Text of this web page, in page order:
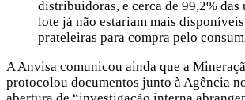
distribuidoras, e cerca de 99,2% das
lote já não estariam mais disponíveis
prateleiras para compra pelo
A Anvisa comunicou ainda que a
protocolou documentos junto à Agência